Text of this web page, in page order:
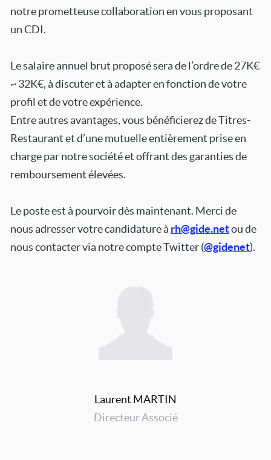
notre prometteuse collaboration en vous proposant
un CDI.
Le salaire annuel brut proposé sera de l’ordre de 27K€
~ 32K€, à discuter et à adapter en fonction de votre
profil et de votre expérience.
Entre autres avantages, vous bénéficierez de Titres-
Restaurant et d’une mutuelle entièrement prise en
charge par notre société et offrant des garanties de
remboursement élevées.
Le poste est à pourvoir dès maintenant. Merci de
nous adresser votre candidature à rh@gide.netou de
nous contacter via notre compte Twitter (@gidenet).
Laurent MARTIN
Directeur Associé